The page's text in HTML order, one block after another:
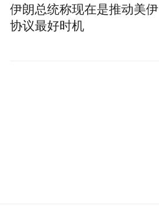
伊朗总统称现在是推动美伊
协议最好时机